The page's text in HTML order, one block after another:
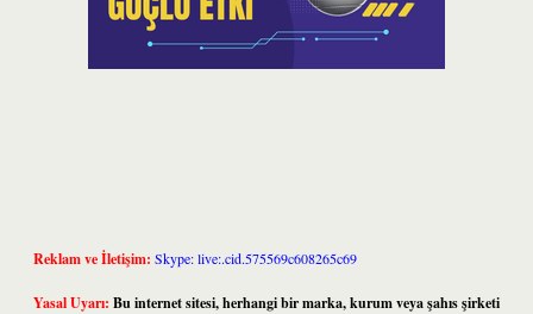
Reklam ve İletişim: Skype: live:.cid.575569c608265c69
Yasal Uyarı: Bu internet sitesi, herhangi bir marka, kurum veya şahıs şirketi